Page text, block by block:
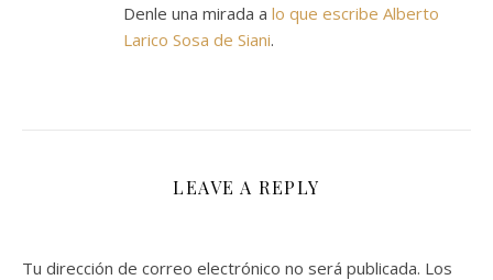
Denle una mirada a lo que escribe Alberto
Larico Sosa de Siani.
LEAVE A REPLY
Tu dirección de correo electrónico no será publicada. Los